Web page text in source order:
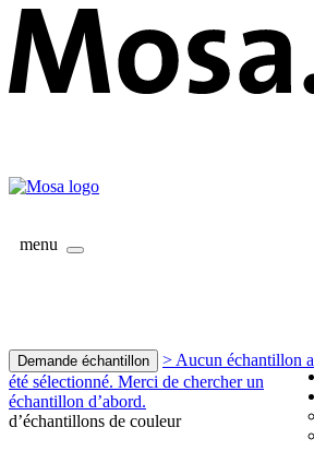
menu
Demande échantillon
> Aucun échantillon a
été sélectionné. Merci de chercher un
échantillon d’abord.
d’échantillons de couleur